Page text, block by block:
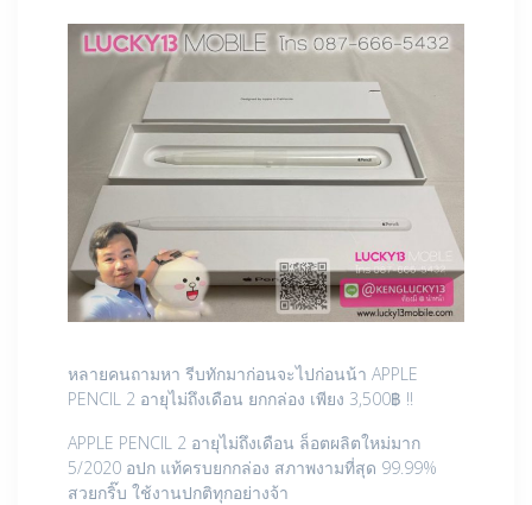
หลายคนถามหา รีบทักมาก่อนจะไปก่อนน้า APPLE
PENCIL 2 อายุไม่ถึงเดือน ยกกล่อง เพียง 3,500฿ !!
APPLE PENCIL 2 อายุไม่ถึงเดือน ล็อตผลิตใหม่มาก
5/2020 อปก แท้ครบยกกล่อง สภาพงามที่สุด 99.99%
สวยกริ๊บ ใช้งานปกติทุกอย่างจ้า